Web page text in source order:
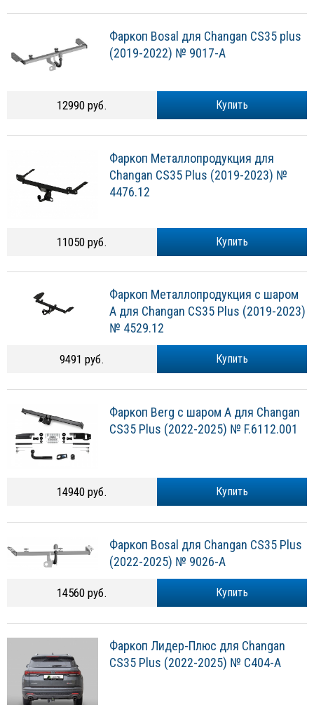
Фаркоп Bosal для Changan CS35 plus
(2019-2022) № 9017-A
Купить
12990 руб.
Фаркоп Металлопродукция для
Changan CS35 Plus (2019-2023) №
4476.12
Купить
11050 руб.
Фаркоп Металлопродукция с шаром
A для Changan CS35 Plus (2019-2023)
№ 4529.12
Купить
9491 руб.
Фаркоп Berg с шаром A для Changan
CS35 Plus (2022-2025) № F.6112.001
Купить
14940 руб.
Фаркоп Bosal для Changan CS35 Plus
(2022-2025) № 9026-A
Купить
14560 руб.
Фаркоп Лидер-Плюс для Changan
CS35 Plus (2022-2025) № C404-A